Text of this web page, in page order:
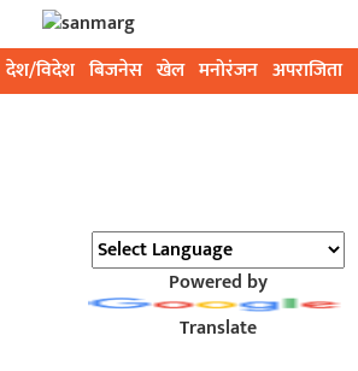
देश/विदेश बिजनेस खेल मनोरंजन अपराजिता
Powered by
Translate